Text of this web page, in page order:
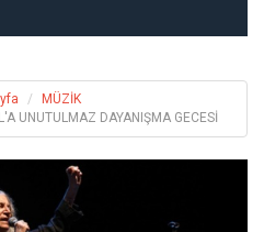
MÜZİK
UNUTULMAZ DAYANIŞMA GECESİ